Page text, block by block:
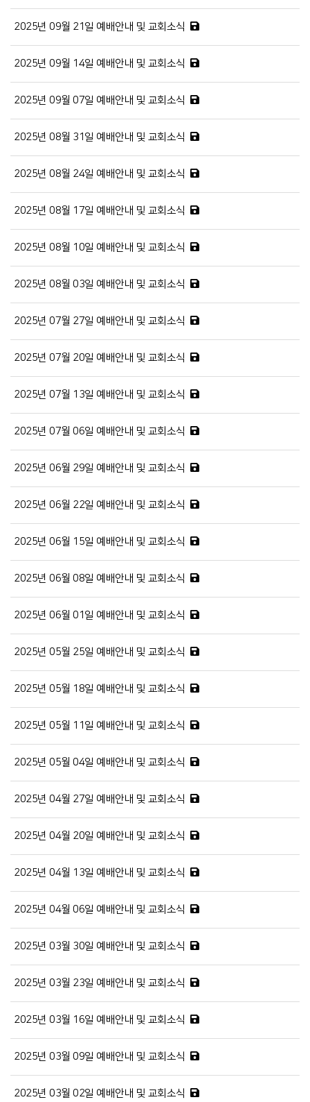
2025년 09월 21일 예배안내 및 교회소식
2025년 09월 14일 예배안내 및 교회소식
2025년 09월 07일 예배안내 및 교회소식
2025년 08월 31일 예배안내 및 교회소식
2025년 08월 24일 예배안내 및 교회소식
2025년 08월 17일 예배안내 및 교회소식
2025년 08월 10일 예배안내 및 교회소식
2025년 08월 03일 예배안내 및 교회소식
2025년 07월 27일 예배안내 및 교회소식
2025년 07월 20일 예배안내 및 교회소식
2025년 07월 13일 예배안내 및 교회소식
2025년 07월 06일 예배안내 및 교회소식
2025년 06월 29일 예배안내 및 교회소식
2025년 06월 22일 예배안내 및 교회소식
2025년 06월 15일 예배안내 및 교회소식
2025년 06월 08일 예배안내 및 교회소식
2025년 06월 01일 예배안내 및 교회소식
2025년 05월 25일 예배안내 및 교회소식
2025년 05월 18일 예배안내 및 교회소식
2025년 05월 11일 예배안내 및 교회소식
2025년 05월 04일 예배안내 및 교회소식
2025년 04월 27일 예배안내 및 교회소식
2025년 04월 20일 예배안내 및 교회소식
2025년 04월 13일 예배안내 및 교회소식
2025년 04월 06일 예배안내 및 교회소식
2025년 03월 30일 예배안내 및 교회소식
2025년 03월 23일 예배안내 및 교회소식
2025년 03월 16일 예배안내 및 교회소식
2025년 03월 09일 예배안내 및 교회소식
2025년 03월 02일 예배안내 및 교회소식